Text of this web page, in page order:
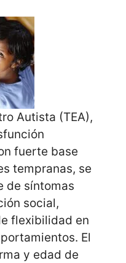
Autista (TEA),
fuerte base
tempranas, se
de síntomas
social,
flexibilidad en
El
y edad de